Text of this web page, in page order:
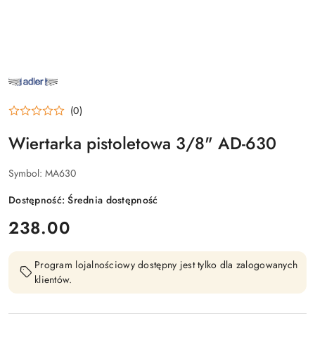
PRODUCENTA:
(0)
Wiertarka pistoletowa 3/8" AD-630
Symbol: MA630
Dostępność:Średnia dostępność
cena:
238.00
Program lojalnościowy dostępny jest tylko dla zalogowanych
klientów.